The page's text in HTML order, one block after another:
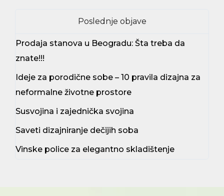
Poslednje objave
Prodaja stanova u Beogradu: Šta treba da
znate!!!
Ideje za porodične sobe – 10 pravila dizajna za
neformalne životne prostore
Susvojina i zajednička svojina
Saveti dizajniranje dečijih soba
Vinske police za elegantno skladištenje